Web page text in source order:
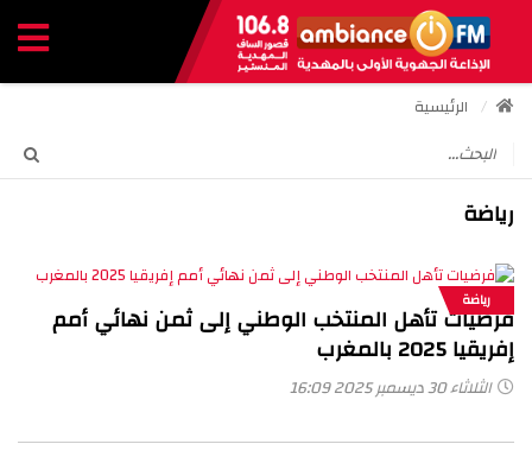
الرئيسية
رياضة
رياضة
فرضيات تأهل المنتخب الوطني إلى ثمن نهائي أمم
إفريقيا 2025 بالمغرب
الثلاثاء 30 ديسمبر 2025 16:09